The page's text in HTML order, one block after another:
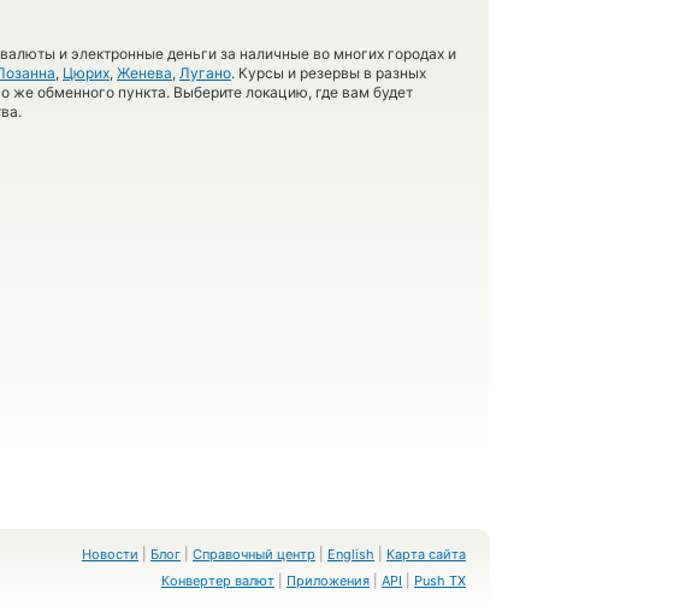
и электронные деньги за наличные во многих городах и
, Цюрих, Женева, Лугано. Курсы и резервы в разных
же обменного пункта. Выберите локацию, где вам будет
Новости Блог Справочный центр English
Карта сайта
Конвертер валют
Приложения API Push TX